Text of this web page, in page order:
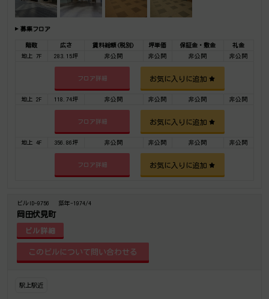
募集フロア
階数 広さ 賃料総額(税別) 坪単価 保証金・敷金
礼金
地上 7F
283.15坪 非公開 非公開 非公開 非公開
フロア詳細 お気に入りに追加
地上 2F 118.74坪 非公開 非公開 非公開 非公開
フロア詳細 お気に入りに追加
地上 4F 356.86坪 非公開 非公開 非公開 非公開
フロア詳細 お気に入りに追加
ビルID-9756 築年-1974/4
岡田伏見町
ビル詳細
駅上駅近